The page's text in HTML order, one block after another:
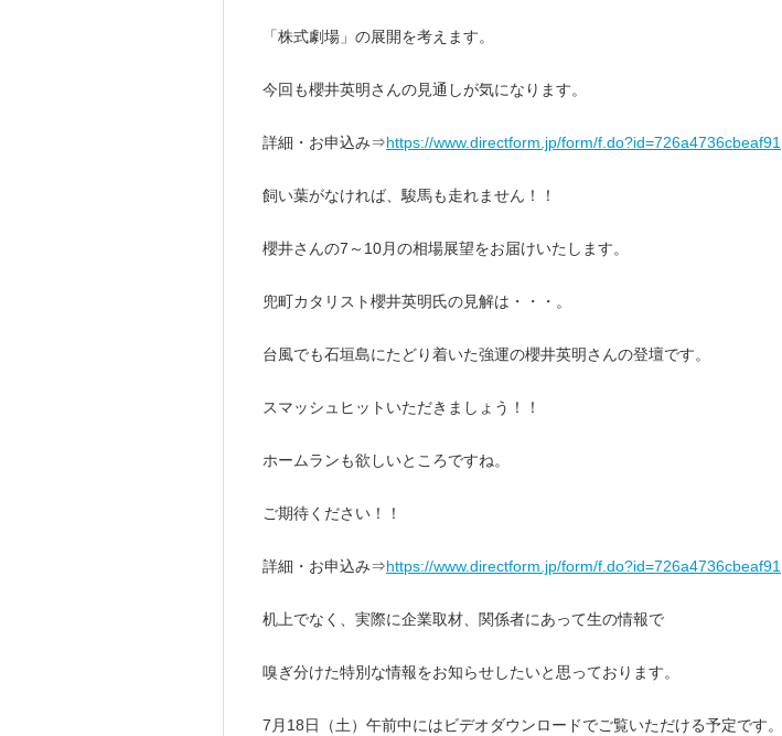
「株式劇場」の展開を考えます。
今回も櫻井英明さんの見通しが気になります。
詳細・お申込み⇒https://www.directform.jp/form/f.do?id=726a4736cbeaf91
飼い葉がなければ、駿馬も走れません！！
櫻井さんの7～10月の相場展望をお届けいたします。
兜町カタリスト櫻井英明氏の見解は・・・。
台風でも石垣島にたどり着いた強運の櫻井英明さんの登壇です。
スマッシュヒットいただきましょう！！
ホームランも欲しいところですね。
ご期待ください！！
詳細・お申込み⇒https://www.directform.jp/form/f.do?id=726a4736cbeaf91
机上でなく、実際に企業取材、関係者にあって生の情報で
嗅ぎ分けた特別な情報をお知らせしたいと思っております。
7月18日（土）午前中にはビデオダウンロードでご覧いただける予定です。